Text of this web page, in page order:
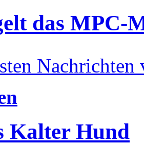
das MPC-
Nachrichten
Kalter Hund